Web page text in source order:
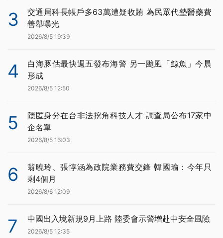
3
交通局科長帳戶多63萬遭疑收賄 為民眾代墊醫藥費
善舉曝光
2026/8/5 19:39
4
白海豚估最快週五發布海警 另一颱風「鯨魚」今晨
形成
2026/8/5 12:50
5
隱匿身分在台非法挖角科技人才 調查局公布17家中
企名單
2026/8/5 16:03
6
翁曉玲、張惇涵為政院業務費交鋒 韓國瑜：今年只
剩4個月
2026/8/6 12:09
7 中國出入境新規9月上路 陸委會示警增赴中安全風險
2026/8/5 12:35